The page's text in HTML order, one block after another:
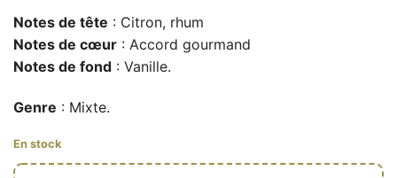
Notes de tête : Citron, rhum
Notes de cœur : Accord gourmand
Notes de fond : Vanille.
Genre : Mixte.
En stock